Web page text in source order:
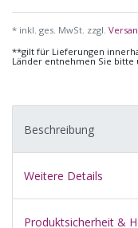
* inkl. ges. MwSt. zzgl.
**gilt für Lieferungen
Länder entnehmen Sie bitte
Beschreibung
Weitere Details
Produktsicherheit &